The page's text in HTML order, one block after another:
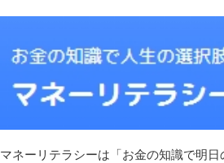
マネーリテラシーは「お金の知識で明